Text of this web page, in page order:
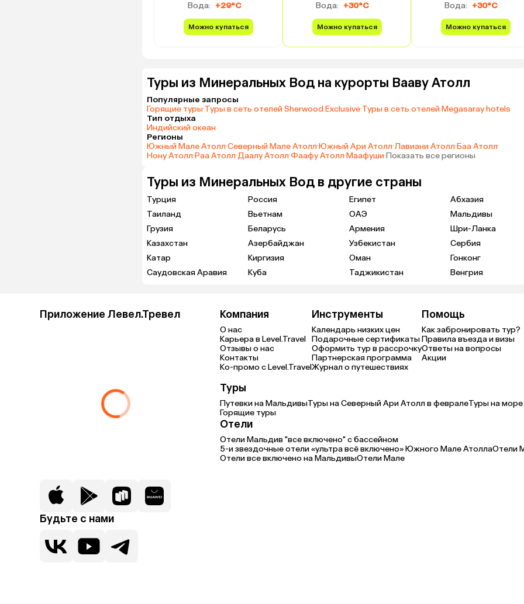
Вода: +29°C
Можно купаться
Вода: +30°C
Можно купаться
Вода: +30°C
Можно купаться
Туры из Минеральных Вод на курорты Вааву Атолл
Популярные запросы
Горящие туры·Туры в сеть отелей Sherwood Exclusive·Туры в сеть отелей Megasaray hotels
Тип отдыха
Индийский океан
Регионы
Южный Мале Атолл·Северный Мале Атолл·Южный Ари Атолл·Лавиани Атолл·Баа Атолл·
Нону Атолл·Раа Атолл·Даалу Атолл·Фаафу Атолл·Маафуши·Показать все регионы
Туры из Минеральных Вод в другие страны
Турция Россия Египет
Абхазия
Таиланд
Вьетнам ОАЭ
Мальдивы
Грузия
Беларусь Армения
Шри-Ланка
Казахстан
Азербайджан Узбекистан
Сербия
Катар
Киргизия Оман
Гонконг
Саудовская Аравия
Куба Таджикистан Венгрия
Приложение Левел.Тревел
Будьте с нами
Компания
О нас
Карьера в Level.Travel
Отзывы о нас
Контакты
Ко-промо с Level.Travel
Инструменты
Календарь низких цен
Подарочные сертификаты
Оформить тур в рассрочку
Партнерская программа
Журнал о путешествиях
Помощь
Как забронировать тур?
Правила въезда и визы
Ответы на вопросы
Акции
Туры
Путевки на МальдивыТуры на Северный Ари Атолл в февралеТуры на
Горящие туры
Отели
Отели Мальдив "все включено" с бассейном
5-и звездочные отели «ультра всё включено» Южного Мале АтоллаОтели
Отели все включено на МальдивыОтели Мале